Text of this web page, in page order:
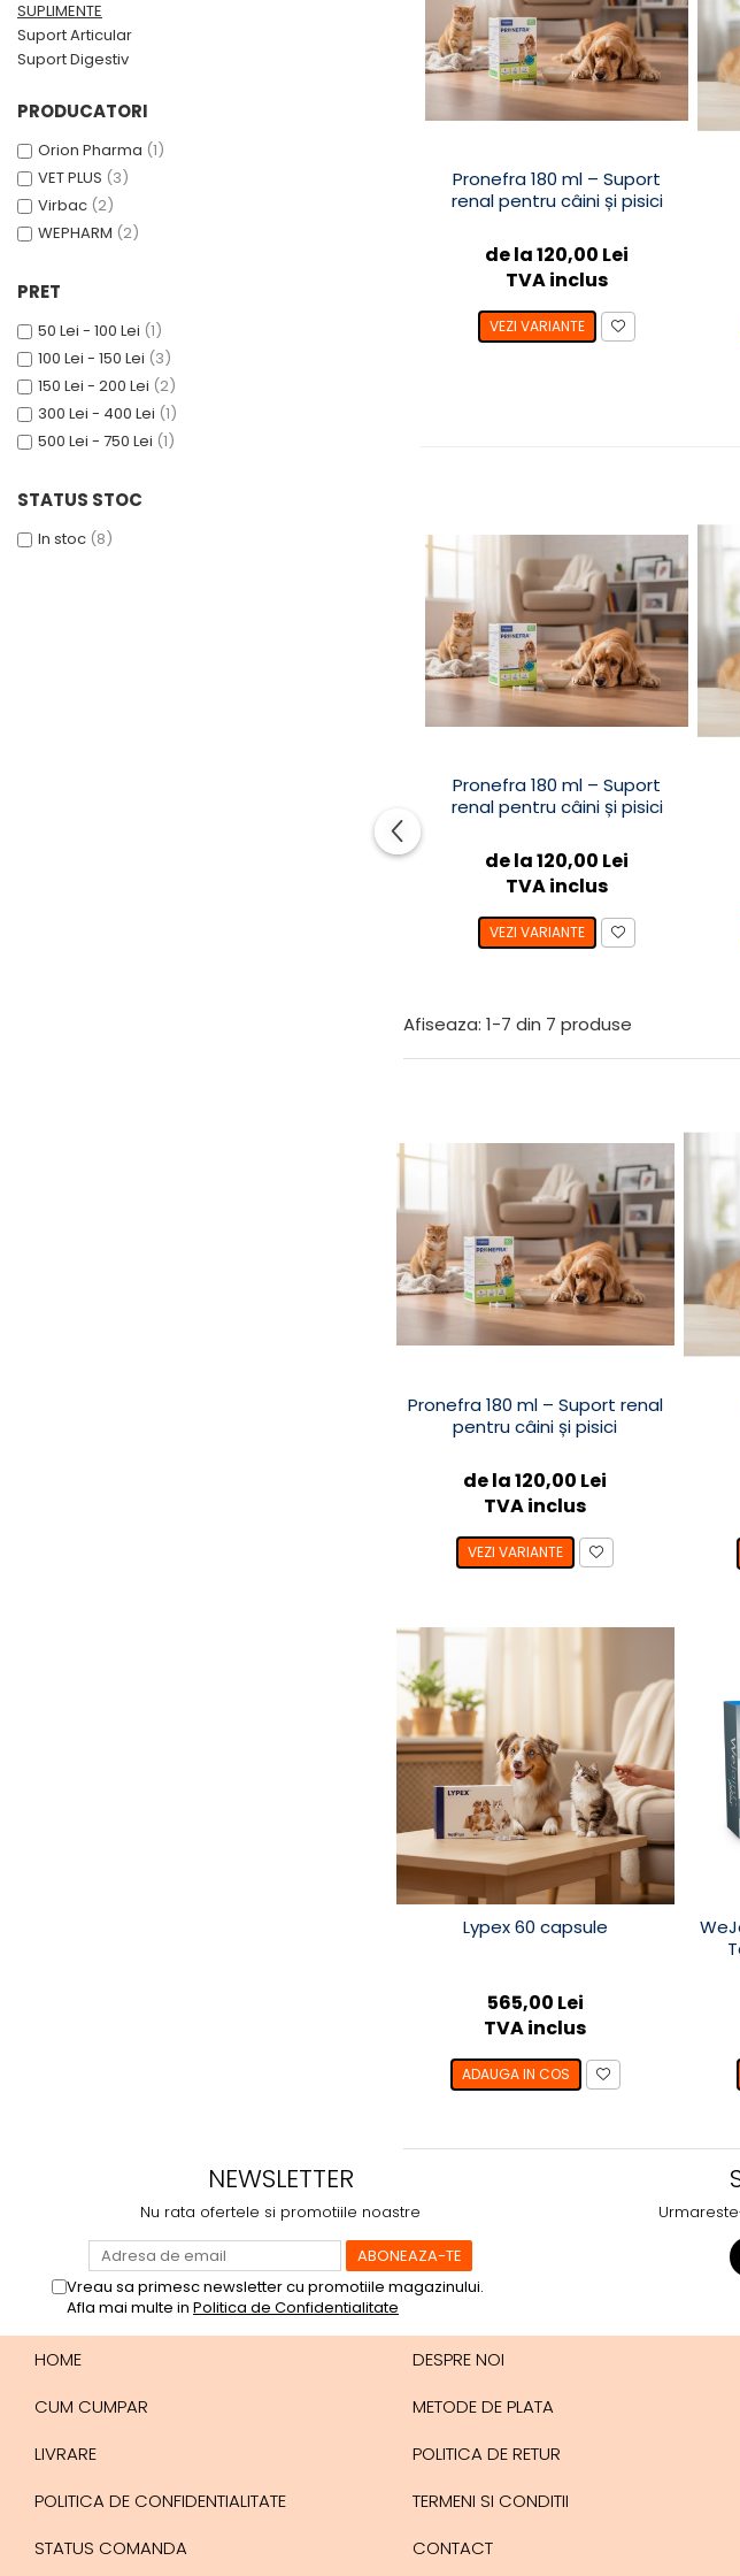
SUPLIMENTE
Suport Articular
SUPLIMENTE
Suport Articular
Suport Digestiv
PRODUCATORI
Orion Pharma (1)
VET PLUS (3)
Virbac (2)
WEPHARM (2)
PRET
50 Lei - 100 Lei (1)
100 Lei - 150 Lei (3)
150 Lei - 200 Lei (2)
300 Lei - 400 Lei (1)
500 Lei - 750 Lei (1)
STATUS STOC
In stoc (8)
Pronefra 180 ml – Suport
renal pentru câini și pisici
de la 120,00 Lei
TVA inclus
VEZI VARIANTE
Pronefra 180 ml – Suport
renal pentru câini și pisici
de la 120,00 Lei
TVA inclus
VEZI VARIANTE
Afiseaza: 1-7 din 7 produse
Pronefra 180 ml – Suport renal
pentru câini și pisici
de la 120,00 Lei
TVA inclus
VEZI VARIANTE
Lypex 60 capsule
565,00 Lei
TVA inclus
ADAUGA IN COS
NEWSLETTER
Nu rata ofertele si promotiile noastre
Vreau sa primesc newsletter cu promotiile magazinului.
Afla mai multe in Politica de Confidentialitate
HOME
CUM CUMPAR
LIVRARE
POLITICA DE CONFIDENTIALITATE
STATUS COMANDA
DESPRE NOI
METODE DE PLATA
POLITICA DE RETUR
TERMENI SI CONDITII
CONTACT